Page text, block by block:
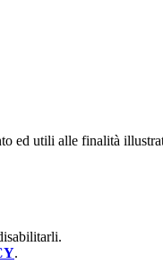
ed utili alle finalità
.